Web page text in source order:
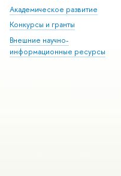
Академическое развитие
Конкурсы и гранты
Внешние научно-
информационные ресурсы